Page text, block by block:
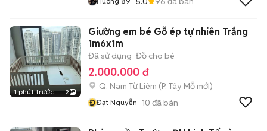
1 phút trước 2
Giường em bé Gỗ ép tự nhiên Trắng
1m6x1m
Đã sử dụng Đồ cho bé
2.000.000 đ
Q. Nam Từ Liêm (P. Tây Mỗ mới)
ĐĐạt Nguyễn 10 đã bán